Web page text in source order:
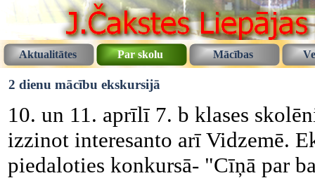
Aktualitātes Par skolu Mācības
2 dienu mācību ekskursijā
10. un 11. aprīlī 7. b klases
izzinot interesanto arī Vidzemē.
piedaloties konkursā- "Cīņā par